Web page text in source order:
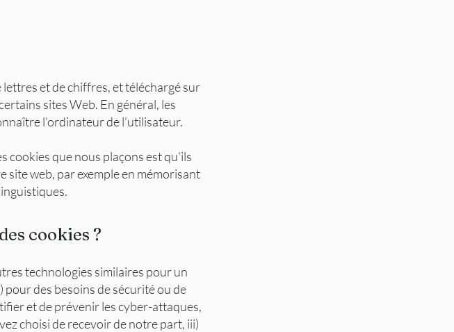
et de chiffres, et téléchargé sur
sites Web. En général, les
l'ordinateur de l’utilisateur.
cookies que nous plaçons est qu'ils
site web, par exemple en mémorisant
cookies ?
technologies similaires pour un
pour des besoins de sécurité ou de
et de prévenir les cyber-attaques,
choisi de recevoir de notre part, iii)